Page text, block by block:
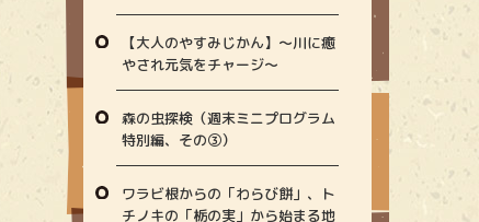
【大人のやすみじかん】〜川に癒
やされ元気をチャージ〜
森の虫探検（週末ミニプログラム
特別編、その③）
ワラビ根からの「わらび餅」、ト
チノキの「栃の実」から始まる地